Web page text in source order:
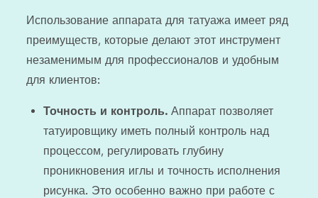
Использование аппарата для татуажа имеет ряд
преимуществ, которые делают этот инструмент
незаменимым для профессионалов и удобным
для клиентов:
Точность и контроль. Аппарат позволяет
татуировщику иметь полный контроль над
процессом, регулировать глубину
проникновения иглы и точность исполнения
рисунка. Это особенно важно при работе с